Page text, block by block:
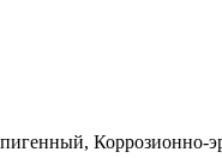
Коррозионно-